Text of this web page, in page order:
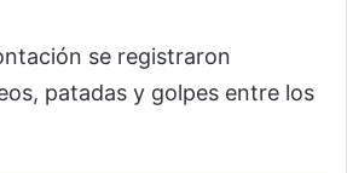
se registraron
patadas y golpes entre los